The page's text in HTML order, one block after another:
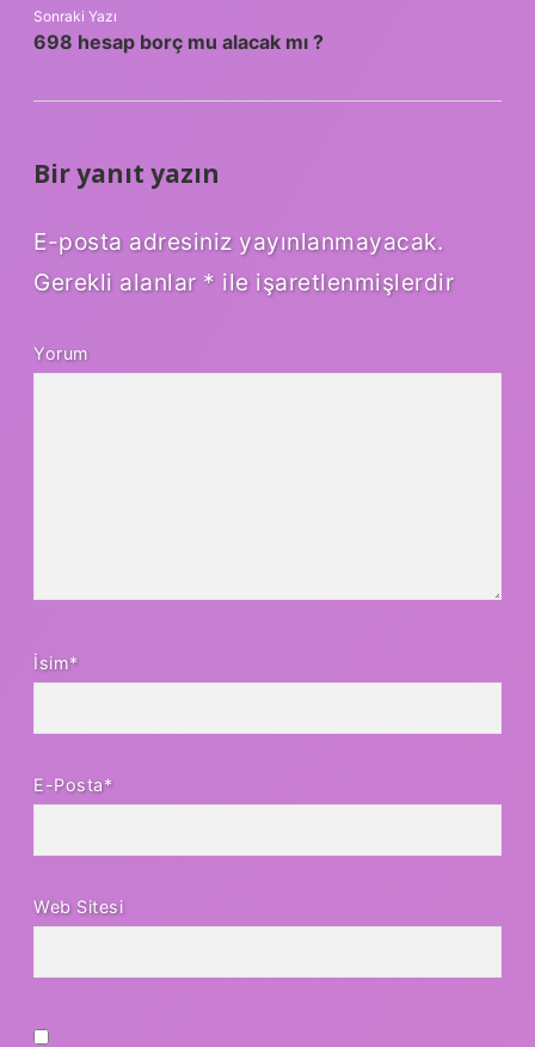
Sonraki Yazı
698 hesap borç mu alacak mı ?
Bir yanıt yazın
E-posta adresiniz yayınlanmayacak.
Gerekli alanlar * ile işaretlenmişlerdir
Yorum
İsim*
E-Posta*
Web Sitesi